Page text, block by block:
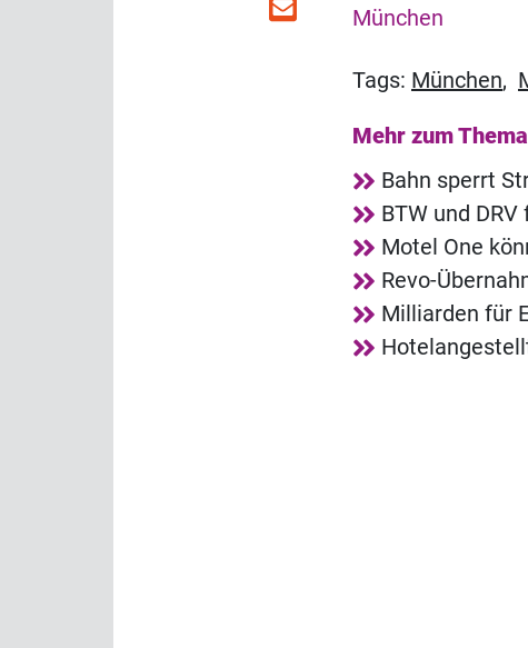
München
Tags: München,
Mehr zum Thema
Bahn sperrt
BTW und
Motel One
Revo-
Milliarden für